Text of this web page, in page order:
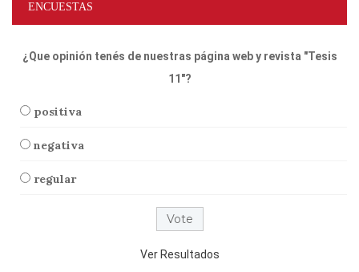
ENCUESTAS
¿Que opinión tenés de nuestras página web y revista "Tesis
11"?
positiva
negativa
regular
Ver Resultados